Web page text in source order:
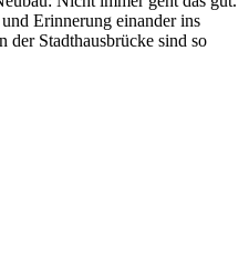
Erinnerung einander ins
der Stadthausbrücke sind so